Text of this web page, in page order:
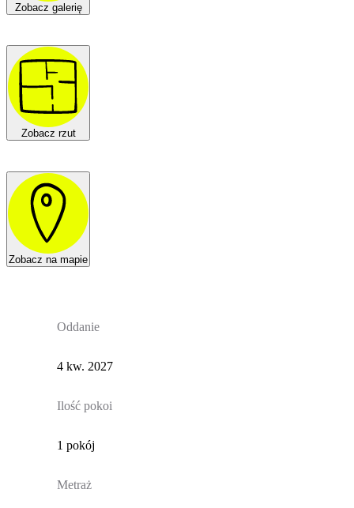
Zobacz galerię
Zobacz rzut
Zobacz na mapie
Oddanie
4 kw. 2027
Ilość pokoi
1 pokój
Metraż